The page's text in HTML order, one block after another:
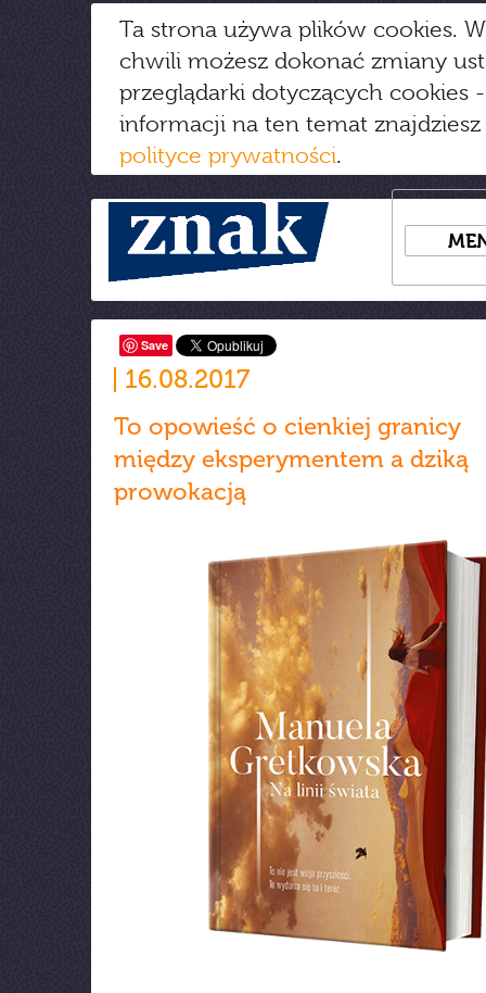
Ta strona używa plików cookies.
chwili możesz dokonać zmiany
przeglądarki dotyczących cookies
informacji na ten temat
polityce prywatności.
Save
16.08.2017
To opowieść o cienkiej granicy
między eksperymentem a dziką
prowokacją